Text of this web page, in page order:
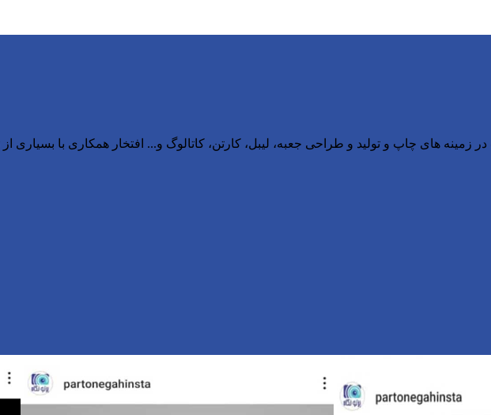
زمینه های چاپ و تولید و طراحی جعبه، لیبل، کارتن، کاتالوگ و... افتخار همکاری با بسیاری